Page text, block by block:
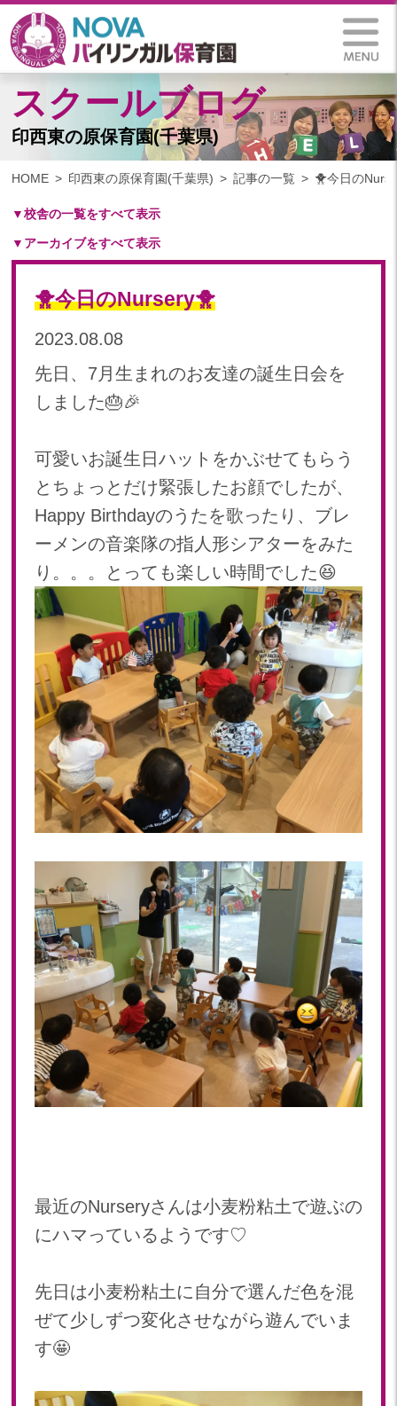
スクールブログ
印西東の原保育園(千葉県)
HOME 印西東の原保育園(千葉県) 記事の一覧 🐥今日の
▼校舎の一覧をすべて表示
札幌保育園（北海道）
仙台八木山保育園（宮城県）
仙台富沢保育園（宮城県）
つくば西平塚保育園(茨城県)
札幌東雁来保育園(北海道)
塩竃後楽町保育園(宮城県)
▼アーカイブをすべて表示
2024年 11月(10)
2024年 10月(20)
2024年 08月(21)
2024年 07月(22)
2024年 05月(20)
2024年 04月(20)
2024年 02月(19)
2024年 01月(20)
2023
2023年 12月(20)
2023年 11月(18)
2023年 10月(21)
2023年 09月(19)
2023年 08月(22)
2023年 07月(20)
2023年 06月(22)
2023年 05月(19)
2023年 04月(19)
2023年 03月(1)
🐥今日のNursery🐥
2023.08.08
先日、7月生まれのお友達の誕生日会を
しました🎂🎉
可愛いお誕生日ハットをかぶせてもらう
とちょっとだけ緊張したお顔でしたが、
Happy Birthdayのうたを歌ったり、ブレ
ーメンの音楽隊の指人形シアターをみた
り。。。とっても楽しい時間でした😆
最近のNurseryさんは小麦粉粘土で遊ぶの
にハマっているようです♡
先日は小麦粉粘土に自分で選んだ色を混
ぜて少しずつ変化させながら遊んでいま
す🤩